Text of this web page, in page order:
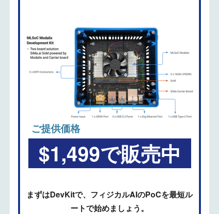
ご提供価格
$1,499で販売中
まずはDevKitで、フィジカルAIのPoCを最短ル
ートで始めましょう。